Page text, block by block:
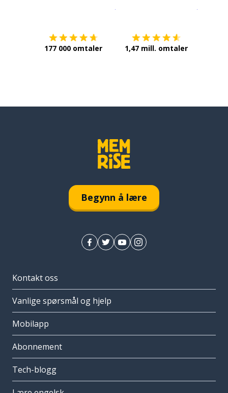
177 000 omtaler 1,47 mill. omtaler
Begynn å lære
Kontakt oss
Vanlige spørsmål og hjelp
Mobilapp
Abonnement
Tech-blogg